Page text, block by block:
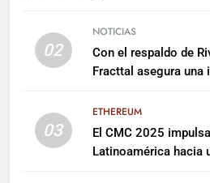
02
NOTICIAS
Con el respaldo de
Fracttal asegura una
03
ETHEREUM
El CMC 2025
Latinoamérica hacia